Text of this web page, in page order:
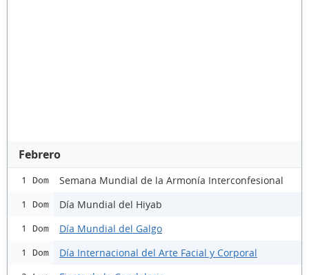
Febrero
1 Dom Semana Mundial de la Armonía Interconfesional
1 Dom Día Mundial del Hiyab
1 Dom Día Mundial del Galgo
1 Dom Día Internacional del Arte Facial y Corporal